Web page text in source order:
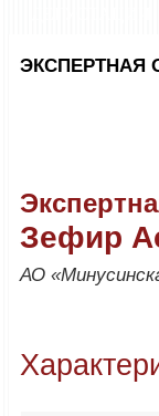
ЭКСПЕРТНАЯ
Зефир
АО